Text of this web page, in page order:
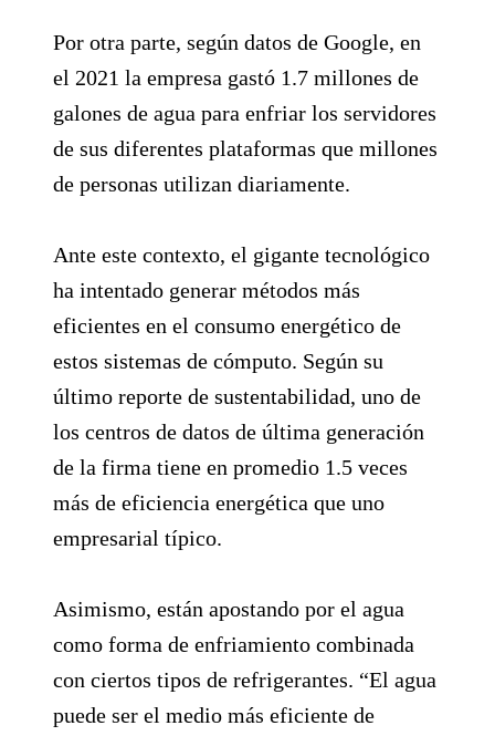
Por otra parte, según datos de Google, en
el 2021 la empresa gastó 1.7 millones de
galones de agua para enfriar los servidores
de sus diferentes plataformas que millones
de personas utilizan diariamente.
Ante este contexto, el gigante tecnológico
ha intentado generar métodos más
eficientes en el consumo energético de
estos sistemas de cómputo. Según su
último reporte de sustentabilidad, uno de
los centros de datos de última generación
de la firma tiene en promedio 1.5 veces
más de eficiencia energética que uno
empresarial típico.
Asimismo, están apostando por el agua
como forma de enfriamiento combinada
con ciertos tipos de refrigerantes. “El agua
puede ser el medio más eficiente de